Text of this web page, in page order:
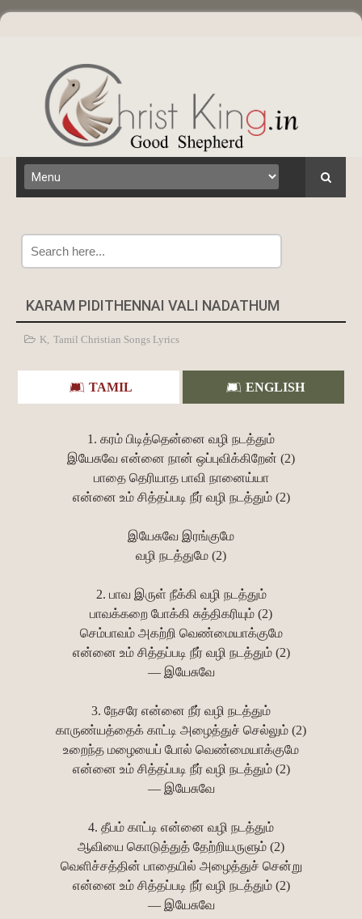
KARAM PIDITHENNAI VALI NADATHUM
K, Tamil Christian Songs Lyrics
TAMIL ENGLISH
1. கரம் பிடித்தென்னை வழி நடத்தும்
இயேசுவே என்னை நான் ஒப்புவிக்கிறேன் (2)
பாதை தெரியாத பாவி நானைய்யா
என்னை உம் சித்தப்படி நீர் வழி நடத்தும் (2)
இயேசுவே இரங்குமே
வழி நடத்துமே (2)
2. பாவ இருள் நீக்கி வழி நடத்தும்
பாவக்கறை போக்கி சுத்திகரியும் (2)
செம்பாவம் அகற்றி வெண்மையாக்குமே
என்னை உம் சித்தப்படி நீர் வழி நடத்தும் (2)
— இயேசுவே
3. நேசரே என்னை நீர் வழி நடத்தும்
காருண்யத்தைக் காட்டி அழைத்துச் செல்லும் (2)
உறைந்த மழையைப் போல் வெண்மையாக்குமே
என்னை உம் சித்தப்படி நீர் வழி நடத்தும் (2)
— இயேசுவே
4. தீபம் காட்டி என்னை வழி நடத்தும்
ஆவியை கொடுத்துத் தேற்றியருளும் (2)
வெளிச்சத்தின் பாதையில் அழைத்துச் சென்று
என்னை உம் சித்தப்படி நீர் வழி நடத்தும் (2)
— இயேசுவே